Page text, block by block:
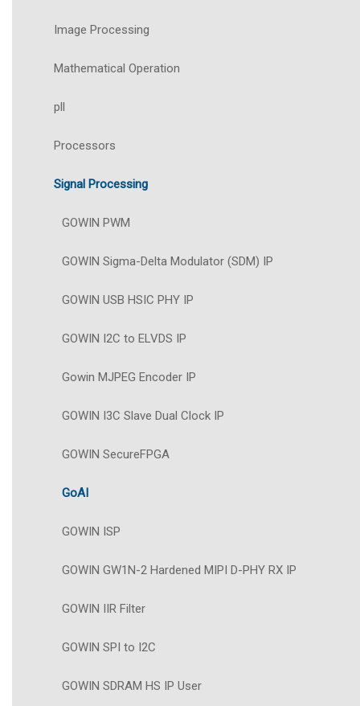
Image Processing
Mathematical Operation
pll
Processors
Signal Processing
GOWIN PWM
GOWIN Sigma-Delta Modulator (SDM) IP
GOWIN USB HSIC PHY IP
GOWIN I2C to ELVDS IP
Gowin MJPEG Encoder IP
GOWIN I3C Slave Dual Clock IP
GOWIN SecureFPGA
GoAI
GOWIN ISP
GOWIN GW1N-2 Hardened MIPI D-PHY RX IP
GOWIN IIR Filter
GOWIN SPI to I2C
GOWIN SDRAM HS IP User